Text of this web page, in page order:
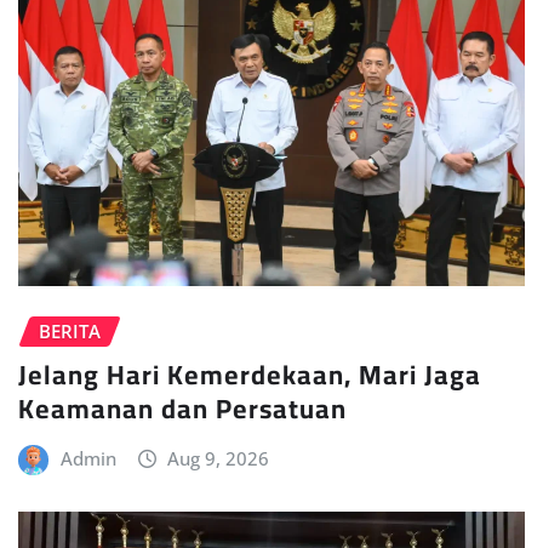
BERITA
Jelang Hari Kemerdekaan, Mari Jaga
Keamanan dan Persatuan
Admin Aug 9, 2026